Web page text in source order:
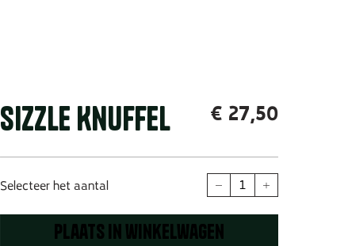
Sizzle Knuffel € 27,50
Selecteer het aantal
Sizzle
Knuffel
hoeveelheid
Plaats in winkelwagen